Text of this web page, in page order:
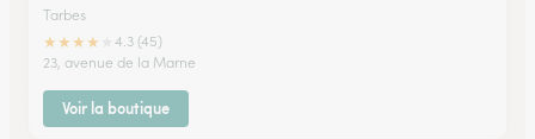
Tarbes
★★★★
4.3 (45)
23, avenue de la Marne
Voir la boutique